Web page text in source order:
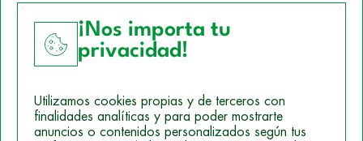
Política de Cookies
¡Nos importa tu
privacidad!
Utilizamos cookies propias y de terceros con
finalidades analíticas y para poder mostrarte
anuncios o contenidos personalizados según tus